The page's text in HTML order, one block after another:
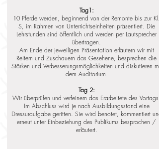
Tag1:
10 Pferde werden, beginnend von der Remonte bis zur Kl.
S, im Rahmen von Unterrichtseinheiten präsentiert. Die
Lehrstunden sind öffentlich und werden per Lautsprecher
übertragen.
Am Ende der jeweiligen Präsentation erläutern wir mit
Reitern und Zuschauern das Gesehene, besprechen die
Stärken und Verbesserungsmöglichkeiten und diskutieren mit
dem Auditorium.
Tag 2:
Wir überprüfen und verfeinern das Erarbeitete des Vortags.
Im Abschluss wird je nach Ausbildungsstand eine
Dressuraufgabe geritten. Sie wird benotet, kommentiert und
erneut unter Einbeziehung des Publikums besprochen /
erläutert.